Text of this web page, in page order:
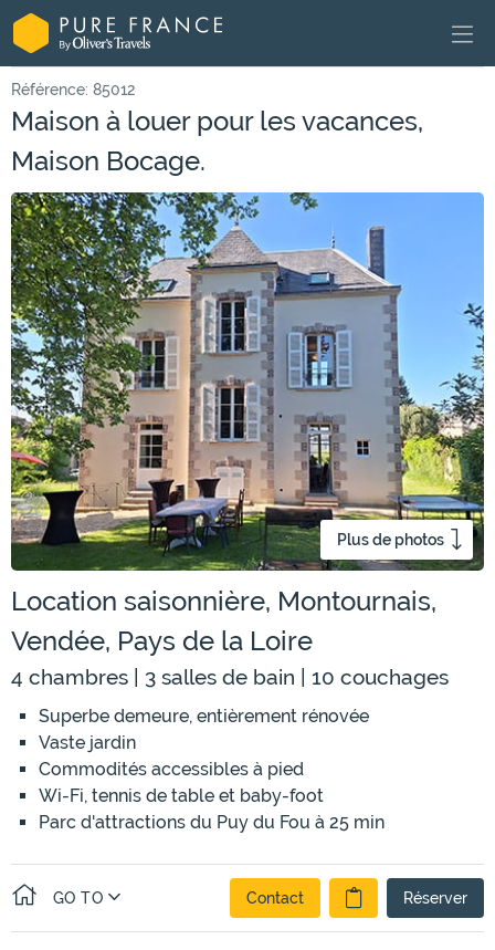
Référence: 85012
Maison à louer pour les vacances,
Maison Bocage.
Plus de photos
Location saisonnière, Montournais,
Vendée, Pays de la Loire
4 chambres | 3 salles de bain | 10 couchages
Superbe demeure, entièrement rénovée
Vaste jardin
Commodités accessibles à pied
Wi-Fi, tennis de table et baby-foot
Parc d'attractions du Puy du Fou à 25 min
GO TO Contact Réserver